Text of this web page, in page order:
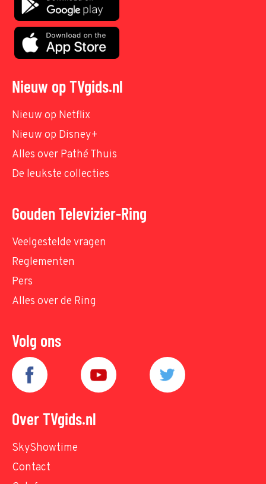
Nieuw op TVgids.nl
Nieuw op Netflix
Nieuw op Disney+
Alles over Pathé Thuis
De leukste collecties
Gouden Televizier-Ring
Veelgestelde vragen
Reglementen
Pers
Alles over de Ring
Volg ons
Over TVgids.nl
SkyShowtime
Contact